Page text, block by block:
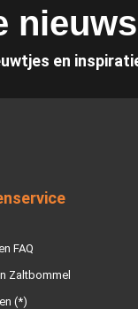
en
FAQ
Zaltbommel
(*)